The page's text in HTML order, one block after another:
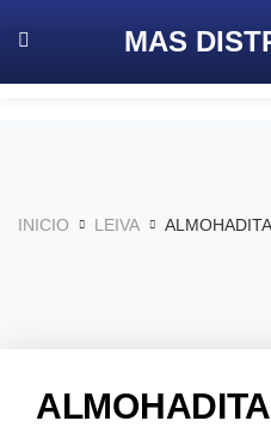
MAS
INICIO LEIVA